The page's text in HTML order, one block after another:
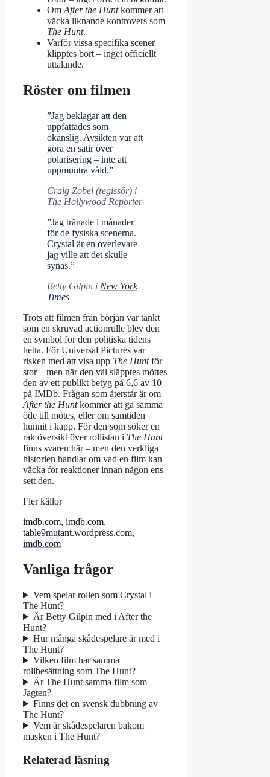
OmAfter the Huntkommer att
väcka liknande kontrovers som
The Hunt.
Varför vissa specifika scener
klipptes bort – inget officiellt
uttalande.
Röster om filmen
”Jag beklagar att den
uppfattades som
okänslig. Avsikten var att
göra en satir över
polarisering – inte att
uppmuntra våld.”
Craig Zobel (regissör) i
The Hollywood Reporter
”Jag tränade i månader
för de fysiska scenerna.
Crystal är en överlevare –
jag ville att det skulle
synas.”
Betty Gilpin i New York
Times
Trots att filmen från början var tänkt
som en skruvad actionrulle blev den
en symbol för den politiska tidens
hetta. För Universal Pictures var
risken med att visa upp The Huntför
stor – men när den väl släpptes möttes
den av ett publikt betyg på 6,6 av 10
på IMDb. Frågan som återstår är om
After the Huntkommer att gå samma
öde till mötes, eller om samtiden
hunnit i kapp. För den som söker en
rak översikt över rollistan i The Hunt
finns svaren här – men den verkliga
historien handlar om vad en film kan
väcka för reaktioner innan någon ens
sett den.
Fler källor
imdb.com, imdb.com,
table9mutant.wordpress.com,
imdb.com
Vanliga frågor
Vem spelar rollen som Crystal i
The Hunt?
Är Betty Gilpin med i After the
Hunt?
Hur många skådespelare är med i
The Hunt?
Vilken film har samma
rollbesättning som The Hunt?
Är The Hunt samma film som
Jagten?
Finns det en svensk dubbning av
The Hunt?
Vem är skådespelaren bakom
masken i The Hunt?
Relaterad läsning